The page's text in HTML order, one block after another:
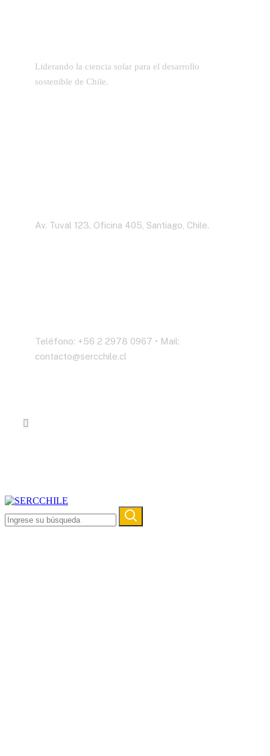
Liderando la ciencia solar para el desarrollo
sostenible de Chile.
Av. Tuval 123, Oficina 405, Santiago, Chile.
Teléfono: +56 2 2978 0967 • Mail:
contacto@sercchile.cl